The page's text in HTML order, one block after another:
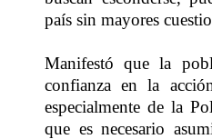
país sin mayores
Manifestó que la
confianza en la
especialmente de la
que es necesario